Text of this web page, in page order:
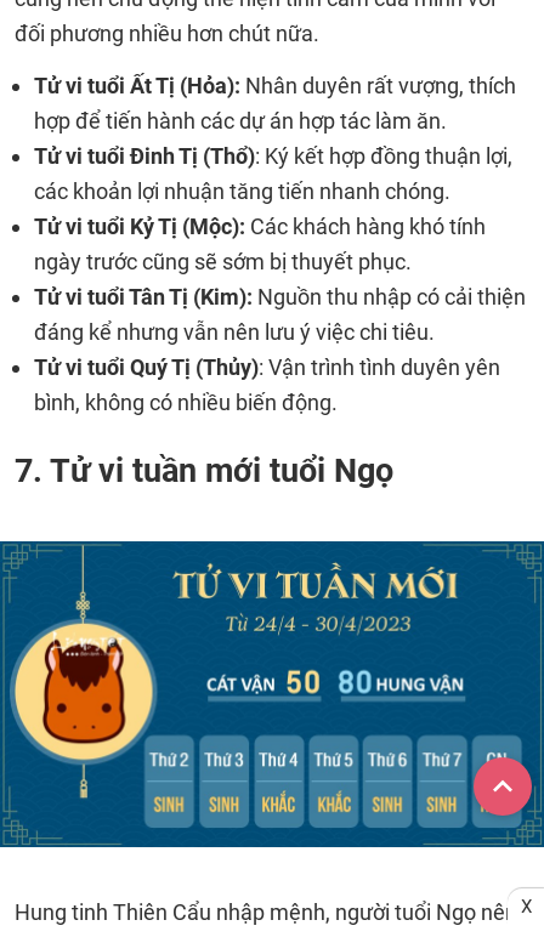
đối phương nhiều hơn chút nữa.
Tử vi tuổi Ất Tị (Hỏa): Nhân duyên rất vượng, thích
hợp để tiến hành các dự án hợp tác làm ăn.
Tử vi tuổi Đinh Tị (Thổ): Ký kết hợp đồng thuận lợi,
các khoản lợi nhuận tăng tiến nhanh chóng.
Tử vi tuổi Kỷ Tị (Mộc): Các khách hàng khó tính
ngày trước cũng sẽ sớm bị thuyết phục.
Tử vi tuổi Tân Tị (Kim): Nguồn thu nhập có cải thiện
đáng kể nhưng vẫn nên lưu ý việc chi tiêu.
Tử vi tuổi Quý Tị (Thủy): Vận trình tình duyên yên
bình, không có nhiều biến động.
7. Tử vi tuần mới tuổi Ngọ
Hung tinh Thiên Cẩu nhập mệnh, người tuổi Ngọ nên
X